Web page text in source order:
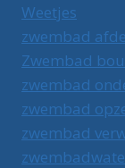
Weetjes
zwembad
Zwembad
zwembad
zwembad
zwembad